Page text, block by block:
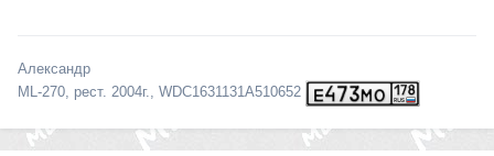
Александр
ML-270, рест. 2004г., WDC1631131A510652